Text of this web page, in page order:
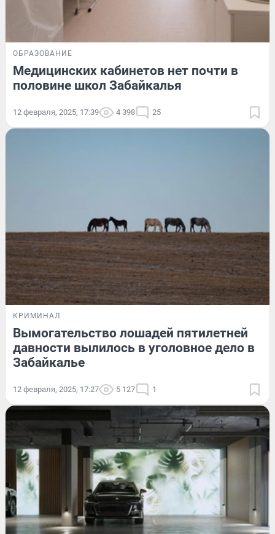
ОБРАЗОВАНИЕ
Медицинских кабинетов нет почти в
половине школ Забайкалья
12 февраля, 2025, 17:39 4 398 25
КРИМИНАЛ
Вымогательство лошадей пятилетней
давности вылилось в уголовное дело в
Забайкалье
12 февраля, 2025, 17:27 5 127 1